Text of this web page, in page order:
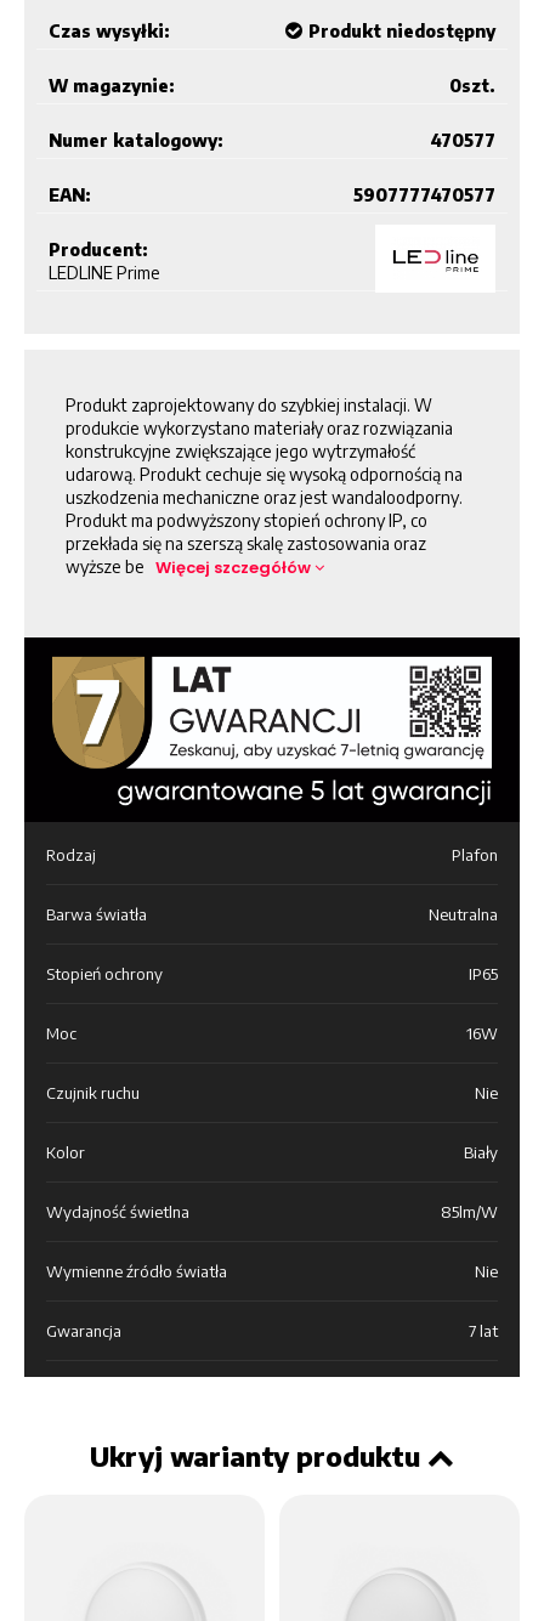
Czas wysyłki: Produkt niedostępny
W magazynie: szt.
0
Numer katalogowy: 470577
EAN: 5907777470577
Producent:
LEDLINE Prime
Produkt zaprojektowany do szybkiej instalacji. W
produkcie wykorzystano materiały oraz rozwiązania
konstrukcyjne zwiększające jego wytrzymałość
udarową. Produkt cechuje się wysoką odpornością na
uszkodzenia mechaniczne oraz jest wandaloodporny.
Produkt ma podwyższony stopień ochrony IP, co
przekłada się na szerszą skalę zastosowania oraz
wyższe be Więcej szczegółów
Rodzaj Plafon
Barwa światła Neutralna
Stopień ochrony IP65
Moc 16W
Czujnik ruchu Nie
Kolor Biały
Wydajność świetlna 85lm/W
Wymienne źródło światła Nie
Gwarancja 7 lat
Ukryj warianty produktu